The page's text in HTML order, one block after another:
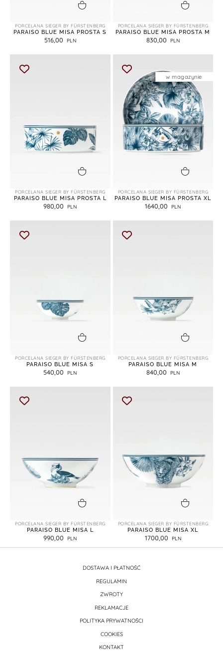
PORCELANA SIEGER BY FÜRSTENBERG
PARAISO BLUE MISA PROSTA S
516,00
PORCELANA SIEGER BY FÜRSTENBERG
PARAISO BLUE MISA PROSTA M
830,00
PORCELANA SIEGER BY FÜRSTENBERG
PARAISO BLUE MISA PROSTA L
980,00
PORCELANA SIEGER BY FÜRSTENBERG
PARAISO BLUE MISA PROSTA XL
1640,00
w magazynie
PORCELANA SIEGER BY FÜRSTENBERG
PARAISO BLUE MISA S
540,00
PORCELANA SIEGER BY FÜRSTENBERG
PARAISO BLUE MISA M
840,00
PORCELANA SIEGER BY FÜRSTENBERG
PARAISO BLUE MISA L
990,00
PORCELANA SIEGER BY FÜRSTENBERG
PARAISO BLUE MISA XL
1700,00
DOSTAWA I PŁATNOŚĆ
REGULAMIN
ZWROTY
REKLAMACJE
POLITYKA PRYWATNOŚCI
COOKIES
KONTAKT